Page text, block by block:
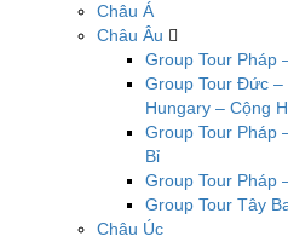
Châu Á
Châu Âu
Group Tour Pháp
Group Tour Đức –
Hungary – Cộng
Group Tour Pháp
Bỉ
Group Tour Pháp
Group Tour Tây
Châu Úc